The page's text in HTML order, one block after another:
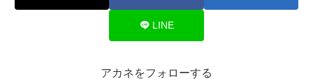
LINE
アカネをフォローする